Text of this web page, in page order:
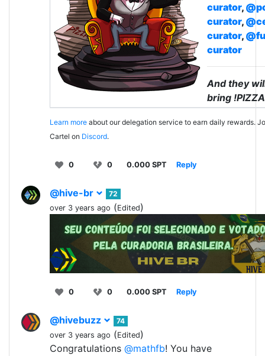
curator,
curator,
curator,
curator
And they
bring
Learn more about our delegation service to earn daily rewards.
Cartel on Discord.
0 0 0.000 SPT Reply
@hive-br
72
over 3 years ago (Edited)
0 0 0.000 SPT Reply
@hivebuzz
74
over 3 years ago (Edited)
Congratulations @mathfb! You have